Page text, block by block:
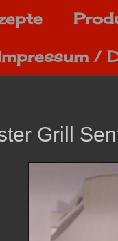
/
Grill